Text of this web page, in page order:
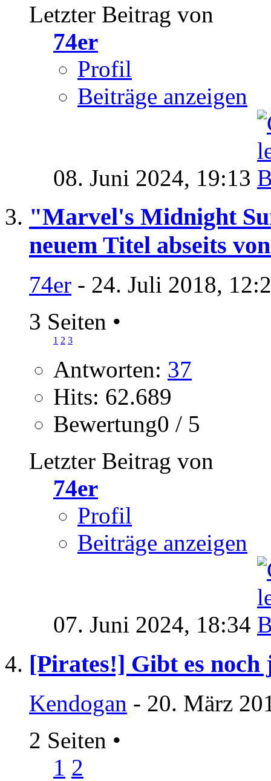
Letzter Beitrag von
74er
Profil
Beiträge anzeigen
08. Juni 2024, 19:13
"Marvel's Midnight
neuem Titel abseits
74er - 24. Juli 2018,
3 Seiten •
1 2 3
Antworten: 37
Hits: 62.689
Bewertung0 / 5
Letzter Beitrag von
74er
Profil
Beiträge anzeigen
07. Juni 2024, 18:34
[Pirates!] Gibt es
Kendogan - 20. März
2 Seiten •
1 2